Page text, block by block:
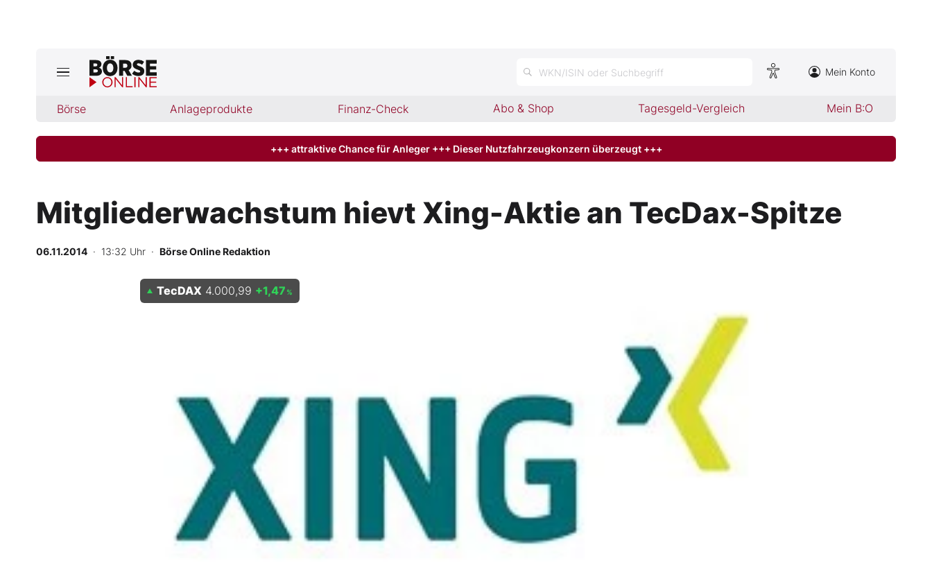
WKN/ISIN oder Suchbegriff Mein Konto
Börse Anlageprodukte Finanz-Check Abo & Shop Tagesgeld-Vergleich Mein B:O
Jetzt aktuelle Ausgabe BÖRSE ONLINE lesen
Finanz-Check
Abo & Shop
BO-Musterdepots
Mein Konto
+++ attraktive Chance für Anleger +++ Dieser Nutzfahrzeugkonzern überzeugt +++
Mitgliederwachstum hievt Xing-Aktie an TecDax-Spitze
06.11.2014 · 13:32 Uhr · Börse Online Redaktion
TecDAX 4.000,99 +1,47 %